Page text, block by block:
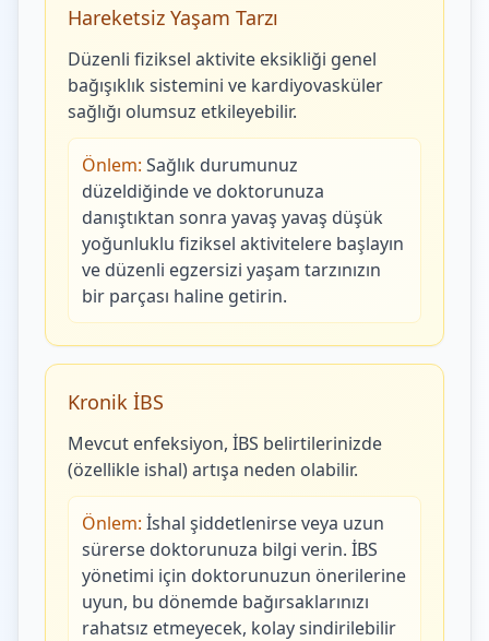
Hareketsiz Yaşam Tarzı
Düzenli fiziksel aktivite eksikliği genel
bağışıklık sistemini ve kardiyovasküler
sağlığı olumsuz etkileyebilir.
Önlem: Sağlık durumunuz
düzeldiğinde ve doktorunuza
danıştıktan sonra yavaş yavaş düşük
yoğunluklu fiziksel aktivitelere başlayın
ve düzenli egzersizi yaşam tarzınızın
bir parçası haline getirin.
Kronik İBS
Mevcut enfeksiyon, İBS belirtilerinizde
(özellikle ishal) artışa neden olabilir.
Önlem: İshal şiddetlenirse veya uzun
sürerse doktorunuza bilgi verin. İBS
yönetimi için doktorunuzun önerilerine
uyun, bu dönemde bağırsaklarınızı
rahatsız etmeyecek, kolay sindirilebilir